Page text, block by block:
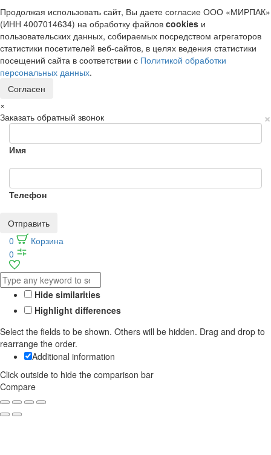
Продолжая использовать сайт, Вы даете согласие ООО «МИРПАК»
(ИНН 4007014634) на обработку файлов cookies и
пользовательских данных, собираемых посредством агрегаторов
статистики посетителей веб-сайтов, в целях ведения статистики
посещений сайта в соответствии с Политикой обработки
персональных данных.
Согласен
×
×
Заказать обратный звонок
Имя
Телефон
Отправить
0
Корзина
0
Hide similarities
Highlight differences
Select the fields to be shown. Others will be hidden. Drag and drop to
rearrange the order.
Additional information
Click outside to hide the comparison bar
Compare